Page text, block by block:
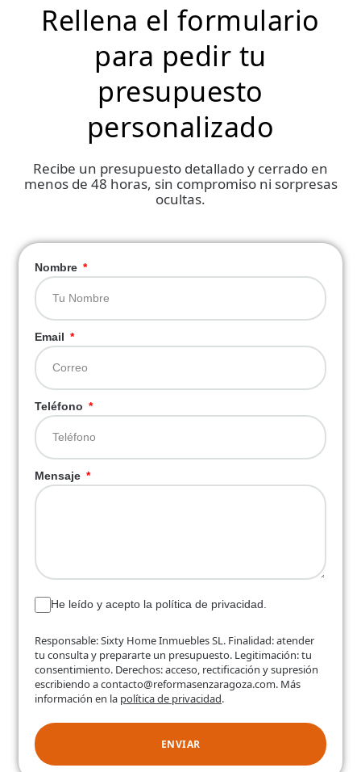
Rellena el formulario
para pedir tu
presupuesto
personalizado
Recibe un presupuesto detallado y cerrado en
menos de 48 horas, sin compromiso ni sorpresas
ocultas.
Nombre
Email
Teléfono
Mensaje
He leído y acepto la política de privacidad.
Responsable: Sixty Home Inmuebles SL. Finalidad: atender
tu consulta y prepararte un presupuesto. Legitimación: tu
consentimiento. Derechos: acceso, rectificación y supresión
escribiendo a contacto@reformasenzaragoza.com. Más
información en la política de privacidad.
ENVIAR